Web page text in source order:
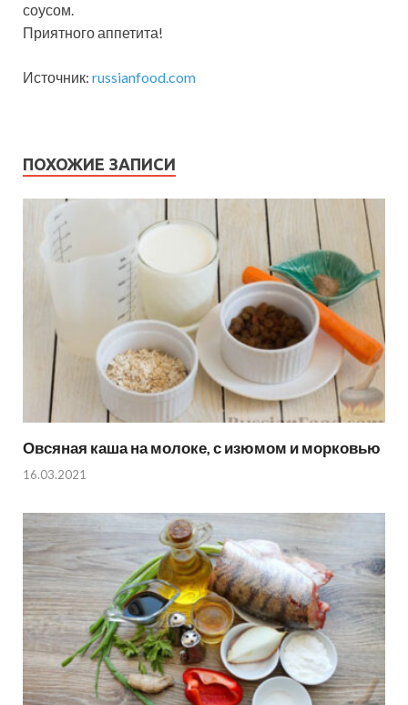
соусом.
Приятного аппетита!
Источник: russianfood.com
ПОХОЖИЕ ЗАПИСИ
Овсяная каша на молоке, с изюмом и морковью
16.03.2021